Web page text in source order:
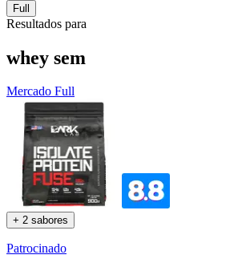
Full
Resultados para
whey sem
Mercado Full
+ 2 sabores
Patrocinado